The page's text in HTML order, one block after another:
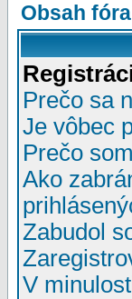
Obsah
Prečo sa
Je vôbec
Prečo
Ako
Zabudol
V